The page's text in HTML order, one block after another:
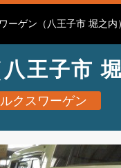
ーゲン（八王子市 堀之内）
王子市 堀
クスワーゲン